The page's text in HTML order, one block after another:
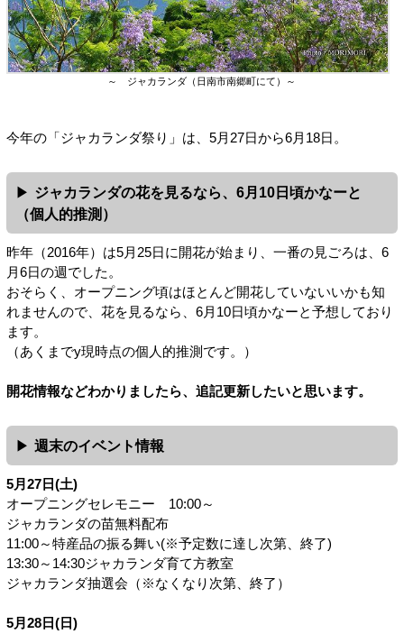
～ ジャカランダ（日南市南郷町にて）～
今年の「ジャカランダ祭り」は、5月27日から6月18日。
ジャカランダの花を見るなら、6月10日頃かなーと
（個人的推測）
昨年（2016年）は5月25日に開花が始まり、一番の見ごろは、6
月6日の週でした。
おそらく、オープニング頃はほとんど開花していないいかも知
れませんので、花を見るなら、6月10日頃かなーと予想しており
ます。
（あくまでy現時点の個人的推測です。）
開花情報などわかりましたら、追記更新したいと思います。
週末のイベント情報
5月27日(土)
オープニングセレモニー 10:00～
ジャカランダの苗無料配布
11:00～特産品の振る舞い(※予定数に達し次第、終了)
13:30～14:30ジャカランダ育て方教室
ジャカランダ抽選会（※なくなり次第、終了）
5月28日(日)